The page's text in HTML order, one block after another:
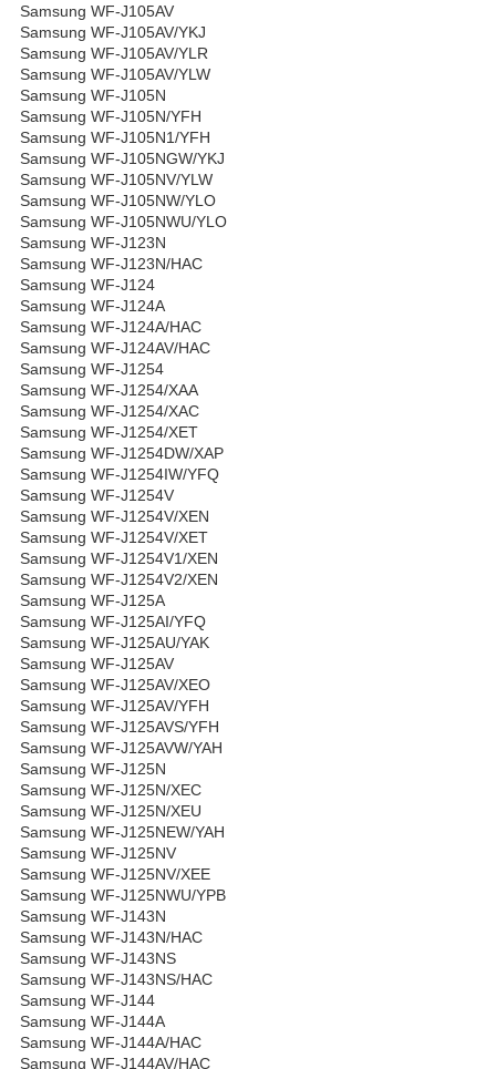
Samsung WF-J105AV
Samsung WF-J105AV/YKJ
Samsung WF-J105AV/YLR
Samsung WF-J105AV/YLW
Samsung WF-J105N
Samsung WF-J105N/YFH
Samsung WF-J105N1/YFH
Samsung WF-J105NGW/YKJ
Samsung WF-J105NV/YLW
Samsung WF-J105NW/YLO
Samsung WF-J105NWU/YLO
Samsung WF-J123N
Samsung WF-J123N/HAC
Samsung WF-J124
Samsung WF-J124A
Samsung WF-J124A/HAC
Samsung WF-J124AV/HAC
Samsung WF-J1254
Samsung WF-J1254/XAA
Samsung WF-J1254/XAC
Samsung WF-J1254/XET
Samsung WF-J1254DW/XAP
Samsung WF-J1254IW/YFQ
Samsung WF-J1254V
Samsung WF-J1254V/XEN
Samsung WF-J1254V/XET
Samsung WF-J1254V1/XEN
Samsung WF-J1254V2/XEN
Samsung WF-J125A
Samsung WF-J125AI/YFQ
Samsung WF-J125AU/YAK
Samsung WF-J125AV
Samsung WF-J125AV/XEO
Samsung WF-J125AV/YFH
Samsung WF-J125AVS/YFH
Samsung WF-J125AVW/YAH
Samsung WF-J125N
Samsung WF-J125N/XEC
Samsung WF-J125N/XEU
Samsung WF-J125NEW/YAH
Samsung WF-J125NV
Samsung WF-J125NV/XEE
Samsung WF-J125NWU/YPB
Samsung WF-J143N
Samsung WF-J143N/HAC
Samsung WF-J143NS
Samsung WF-J143NS/HAC
Samsung WF-J144
Samsung WF-J144A
Samsung WF-J144A/HAC
Samsung WF-J144AV/HAC